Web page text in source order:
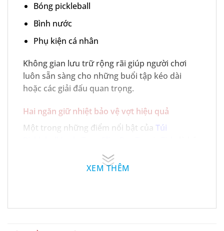
Bóng pickleball
Bình nước
Phụ kiện cá nhân
Không gian lưu trữ rộng rãi giúp người chơi
luôn sẵn sàng cho những buổi tập kéo dài
hoặc các giải đấu quan trọng.
Hai ngăn giữ nhiệt bảo vệ vợt hiệu quả
Một trong những điểm nổi bật của Túi
thống hai ngăn cách nhiệt riêng biệt.
trường
XEM THÊM